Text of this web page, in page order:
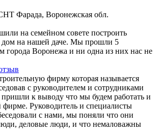
Фарада, Воронежская обл.
на семейном совете построить
дом на нашей даче. Мы прошли 5
города Воронежа и ни одна из них нас не
фирму которая называется
с руководителем и сотрудниками
к выводу что мы будем работать и
фирме. Руководитель и специалисты
с нами, мы поняли что они
деловые люди, и что немаловажны